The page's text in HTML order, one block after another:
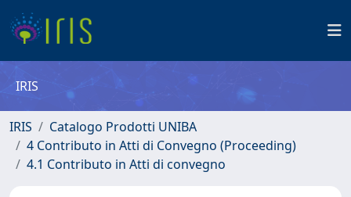
IRIS
IRIS
Catalogo Prodotti UNIBA
4 Contributo in Atti di Convegno (Proceeding)
4.1 Contributo in Atti di convegno